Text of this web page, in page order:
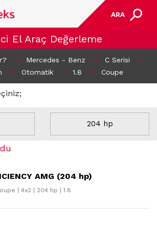
ARA
El Araç Değerleme
> Mercedes - Benz > C Serisi
>
> Otomatik > 1.8 > Coupe
204 hp
AMG (204 hp)
| 4x2 | 204 hp | 1.8